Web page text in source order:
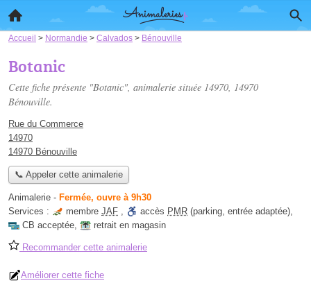
Accueil > Normandie > Calvados > Bénouville
Botanic
Cette fiche présente "Botanic", animalerie située 14970, 14970
Bénouville.
Rue du Commerce
14970
14970 Bénouville
📞 Appeler cette animalerie
Animalerie - Fermée, ouvre à 9h30
Services :
membre JAF , accès PMR (parking, entrée adaptée),
CB acceptée, retrait en magasin
Recommander cette animalerie
Améliorer cette fiche